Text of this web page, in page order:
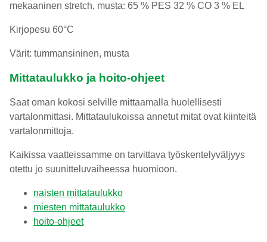
mekaaninen stretch, musta: 65 % PES 32 % CO 3 % EL
Kirjopesu 60°C
Värit: tummansininen, musta
Mittataulukko ja hoito-ohjeet
Saat oman kokosi selville mittaamalla huolellisesti
vartalonmittasi. Mittataulukoissa annetut mitat ovat kiinteitä
vartalonmittoja.
Kaikissa vaatteissamme on tarvittava työskentelyväljyys
otettu jo suunitteluvaiheessa huomioon.
naisten mittataulukko
miesten mittataulukko
hoito-ohjeet